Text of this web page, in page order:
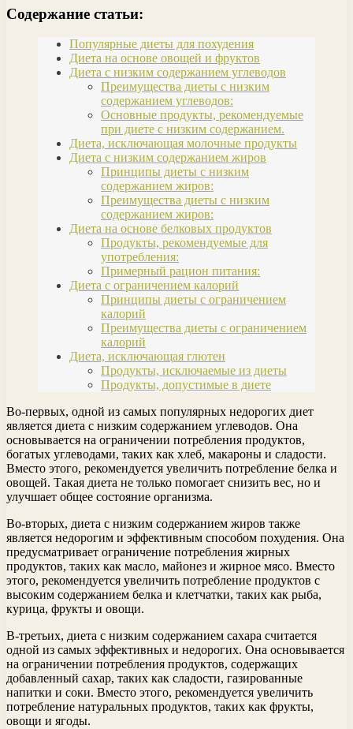
Содержание статьи:
Популярные диеты для похудения
Диета на основе овощей и фруктов
Диета с низким содержанием углеводов
Преимущества диеты с низким
содержанием углеводов:
Основные продукты, рекомендуемые
при диете с низким содержанием.
Диета, исключающая молочные продукты
Диета с низким содержанием жиров
Принципы диеты с низким
содержанием жиров:
Преимущества диеты с низким
содержанием жиров:
Диета на основе белковых продуктов
Продукты, рекомендуемые для
употребления:
Примерный рацион питания:
Диета с ограничением калорий
Принципы диеты с ограничением
калорий
Преимущества диеты с ограничением
калорий
Диета, исключающая глютен
Продукты, исключаемые из диеты
Продукты, допустимые в диете
Во-первых, одной из самых популярных недорогих диет
является диета с низким содержанием углеводов. Она
основывается на ограничении потребления продуктов,
богатых углеводами, таких как хлеб, макароны и сладости.
Вместо этого, рекомендуется увеличить потребление белка и
овощей. Такая диета не только помогает снизить вес, но и
улучшает общее состояние организма.
Во-вторых, диета с низким содержанием жиров также
является недорогим и эффективным способом похудения. Она
предусматривает ограничение потребления жирных
продуктов, таких как масло, майонез и жирное мясо. Вместо
этого, рекомендуется увеличить потребление продуктов с
высоким содержанием белка и клетчатки, таких как рыба,
курица, фрукты и овощи.
В-третьих, диета с низким содержанием сахара считается
одной из самых эффективных и недорогих. Она основывается
на ограничении потребления продуктов, содержащих
добавленный сахар, таких как сладости, газированные
напитки и соки. Вместо этого, рекомендуется увеличить
потребление натуральных продуктов, таких как фрукты,
овощи и ягоды.